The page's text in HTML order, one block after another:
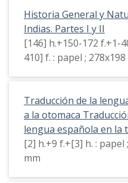
Historia General y
Indias. Partes I y II
[146] h.+150-172 f.+1-
410] f. : papel ;
Traducción de la
a la otomaca
lengua española en la
[2] h.+9 f.+[3] h. : papel
mm